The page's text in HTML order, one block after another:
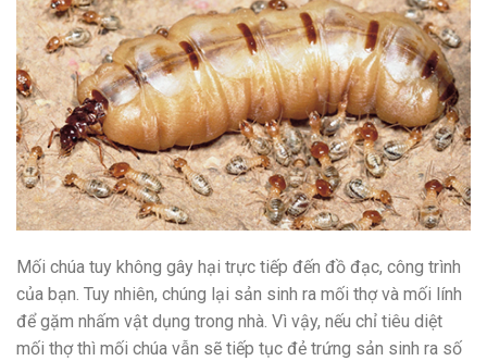
Mối chúa tuy không gây hại trực tiếp đến đồ đạc, công trình
của bạn. Tuy nhiên, chúng lại sản sinh ra mối thợ và mối lính
để gặm nhấm vật dụng trong nhà. Vì vậy, nếu chỉ tiêu diệt
mối thợ thì mối chúa vẫn sẽ tiếp tục đẻ trứng sản sinh ra số